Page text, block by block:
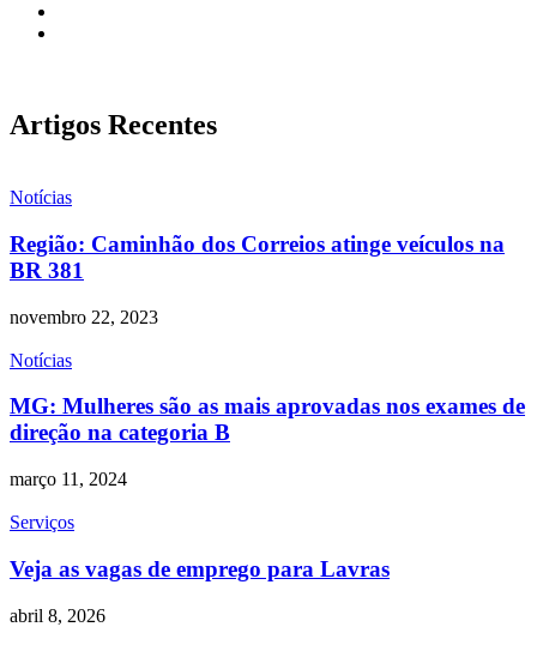
Artigos Recentes
Notícias
Região: Caminhão dos Correios atinge veículos na
BR 381
novembro 22, 2023
Notícias
MG: Mulheres são as mais aprovadas nos exames de
direção na categoria B
março 11, 2024
Serviços
Veja as vagas de emprego para Lavras
abril 8, 2026